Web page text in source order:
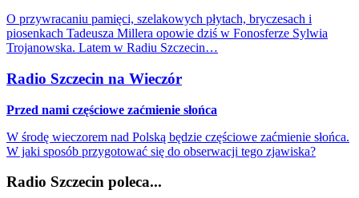
O przywracaniu pamięci, szelakowych płytach, bryczesach i
piosenkach Tadeusza Millera opowie dziś w Fonosferze Sylwia
Trojanowska. Latem w Radiu Szczecin…
Radio Szczecin na Wieczór
Przed nami częściowe zaćmienie słońca
W środę wieczorem nad Polską będzie częściowe zaćmienie słońca.
W jaki sposób przygotować się do obserwacji tego zjawiska?
Radio Szczecin poleca...